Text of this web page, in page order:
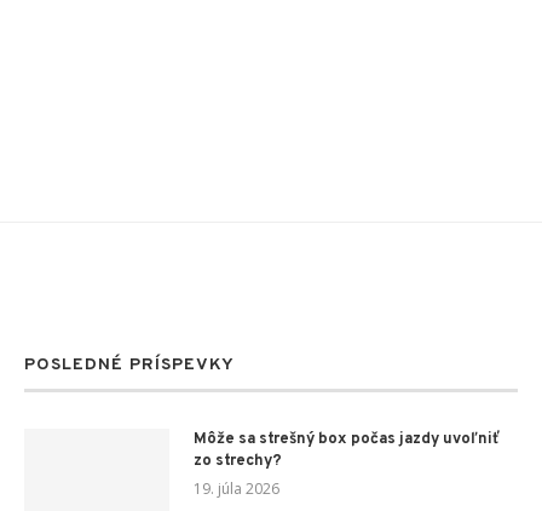
POSLEDNÉ PRÍSPEVKY
Môže sa strešný box počas jazdy uvoľniť
zo strechy?
19. júla 2026